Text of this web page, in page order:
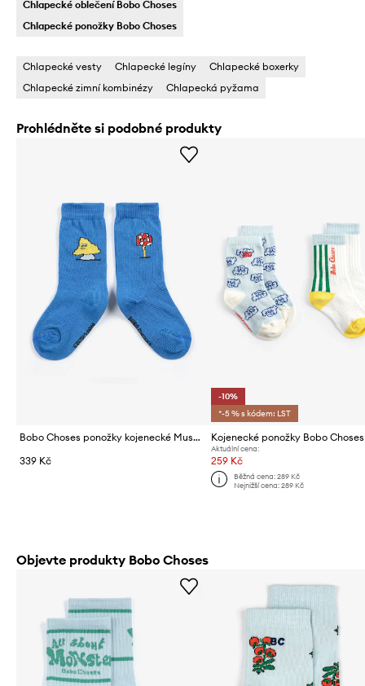
Chlapecké oblečení Bobo Choses
Chlapecké ponožky Bobo Choses
Chlapecké vesty Chlapecké legíny
Chlapecké boxerky
Chlapecké zimní kombinézy
Chlapecká pyžama
Prohlédněte si podobné produkty
Bobo Choses ponožky kojenecké Mush Monster
339 Kč
-10%
*-5 % s kódem: LST
Aktuální cena:
259 Kč
Běžná cena: 289 Kč
Nejnižší cena: 289 Kč
Objevte produkty Bobo Choses